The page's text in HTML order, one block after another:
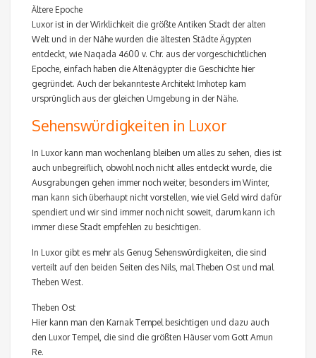
Ältere Epoche
Luxor ist in der Wirklichkeit die größte Antiken Stadt der alten
Welt und in der Nähe wurden die ältesten Städte Ägypten
entdeckt, wie Naqada 4600 v. Chr. aus der vorgeschichtlichen
Epoche, einfach haben die Altenägypter die Geschichte hier
gegründet. Auch der bekannteste Architekt Imhotep kam
ursprünglich aus der gleichen Umgebung in der Nähe.
Sehenswürdigkeiten in Luxor
In Luxor kann man wochenlang bleiben um alles zu sehen, dies ist
auch unbegreiflich, obwohl noch nicht alles entdeckt wurde, die
Ausgrabungen gehen immer noch weiter, besonders im Winter,
man kann sich überhaupt nicht vorstellen, wie viel Geld wird dafür
spendiert und wir sind immer noch nicht soweit, darum kann ich
immer diese Stadt empfehlen zu besichtigen.
In Luxor gibt es mehr als Genug Sehenswürdigkeiten, die sind
verteilt auf den beiden Seiten des Nils, mal Theben Ost und mal
Theben West.
Theben Ost
Hier kann man den Karnak Tempel besichtigen und dazu auch
den Luxor Tempel, die sind die größten Häuser vom Gott Amun
Re.